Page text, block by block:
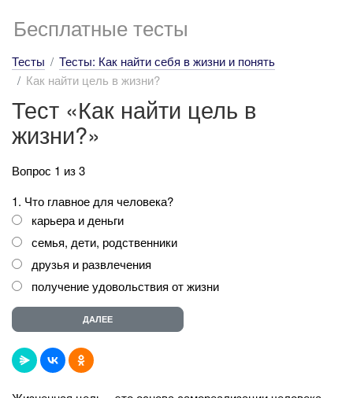
Бесплатные тесты
Тесты
Тесты: Как найти себя в жизни и понять
Как найти цель в жизни?
Тест «Как найти цель в
жизни?»
Вопрос 1 из 3
1. Что главное для человека?
карьера и деньги
семья, дети, родственники
друзья и развлечения
получение удовольствия от жизни